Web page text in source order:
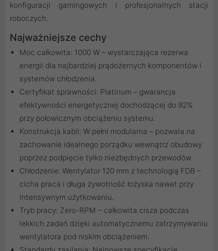
konfiguracji gamingowych i profesjonalnych stacji
roboczych.
Najważniejsze cechy
Moc całkowita: 1000 W – wystarczająca rezerwa
energii dla najbardziej prądożernych komponentów i
systemów chłodzenia.
Certyfikat sprawności: Platinum – gwarancja
efektywności energetycznej dochodzącej do 92%
przy połowicznym obciążeniu systemu.
Konstrukcja kabli: W pełni modularna – pozwala na
zachowanie idealnego porządku wewnątrz obudowy
poprzez podpięcie tylko niezbędnych przewodów.
Chłodzenie: Wentylator 120 mm z technologią FDB –
cicha praca i długa żywotność łożyska nawet przy
intensywnym użytkowaniu.
Tryb pracy: Zero-RPM – całkowita cisza podczas
lekkich zadań dzięki automatycznemu zatrzymywaniu
wentylatora pod niskim obciążeniem.